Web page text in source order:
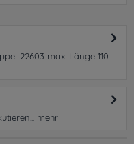
22603 max. Länge 110
mehr